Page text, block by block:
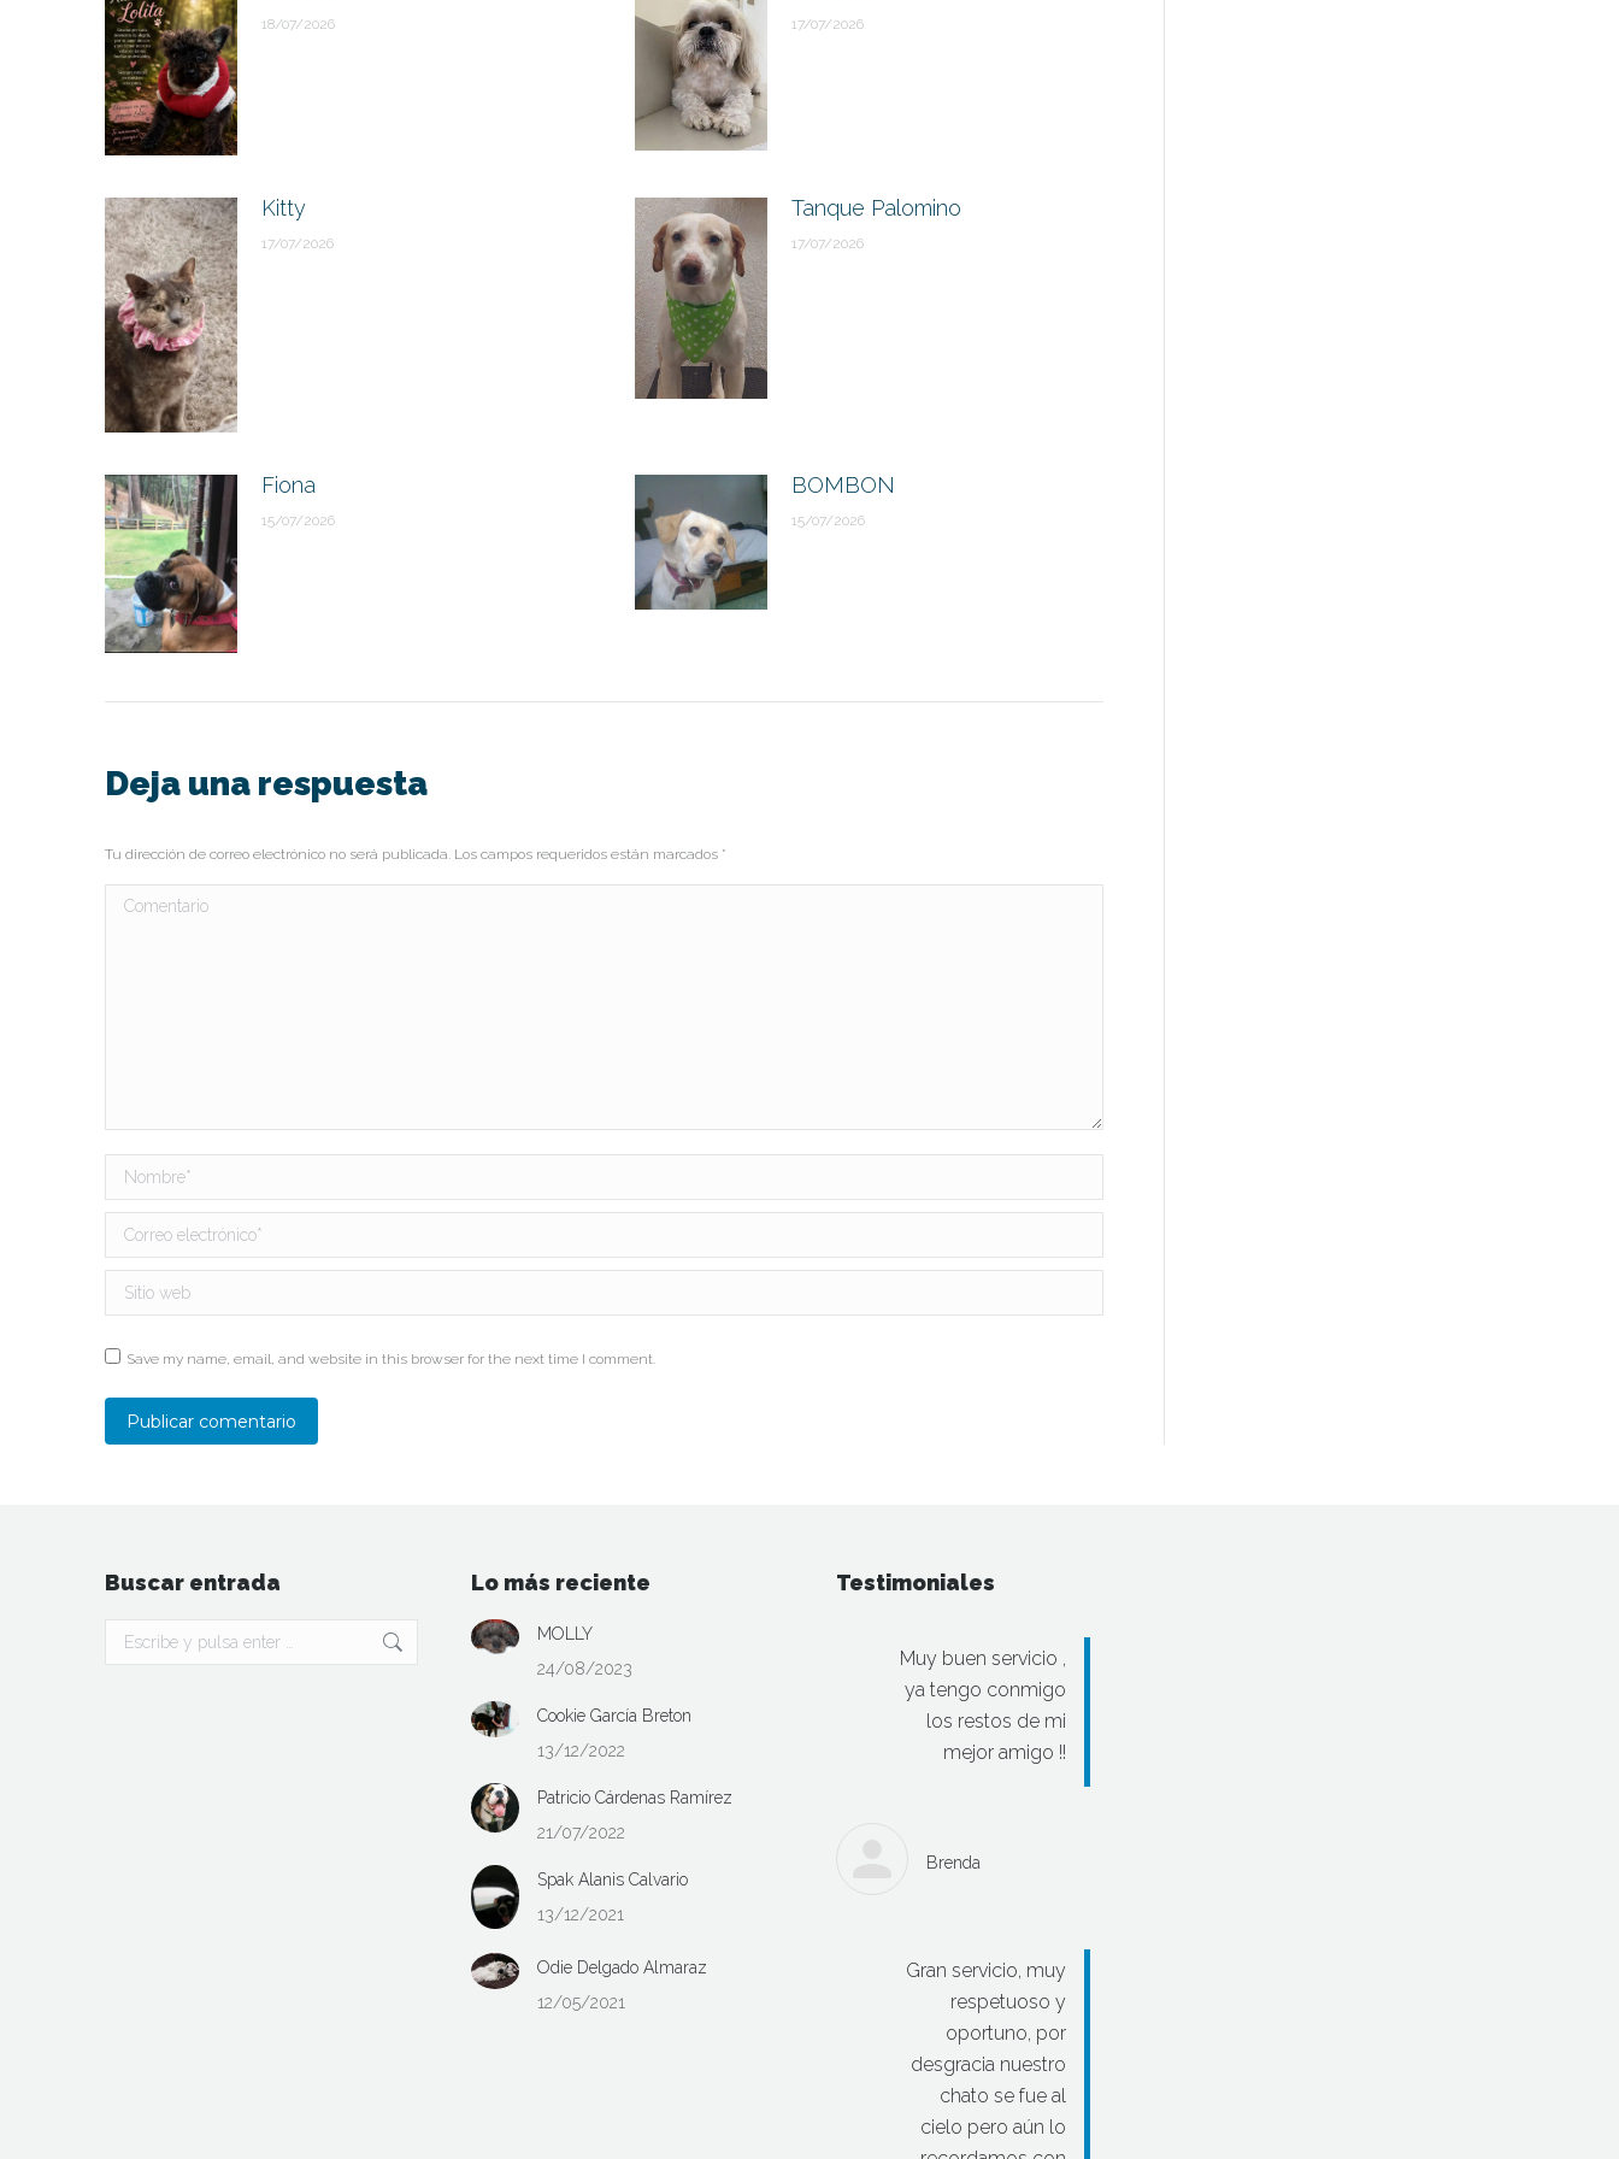
18/07/2026 17/07/2026
Kitty
17/07/2026
Tanque Palomino
17/07/2026
Fiona
15/07/2026
BOMBON
15/07/2026
Deja una respuesta
Tu dirección de correo electrónico no será publicada. Los campos requeridos están marcados *
Comentario
Nombre *
Correo electrónico *
Sitio web
Save my name, email, and website in this browser for the next time I comment.
Publicar comentario
Buscar entrada
Buscar:
Lo más reciente
MOLLY
24/08/2023
Cookie García Breton
13/12/2022
Patricio Cárdenas Ramírez
21/07/2022
Spak Alanis Calvario
13/12/2021
Odie Delgado Almaraz
12/05/2021
Testimoniales
Muy buen servicio ,
ya tengo conmigo
los restos de mi
mejor amigo !!
Brenda
Gran servicio, muy
respetuoso y
oportuno, por
desgracia nuestro
chato se fue al
cielo pero aún lo